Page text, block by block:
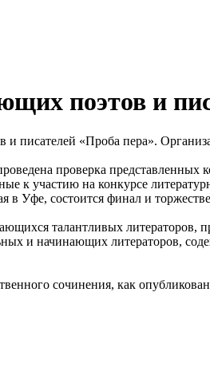
поэтов и
писателей «Проба пера».
проверка
к участию на конкурсе
Уфе, состоится финал и
талантливых
и начинающих литераторов,
сочинения, как